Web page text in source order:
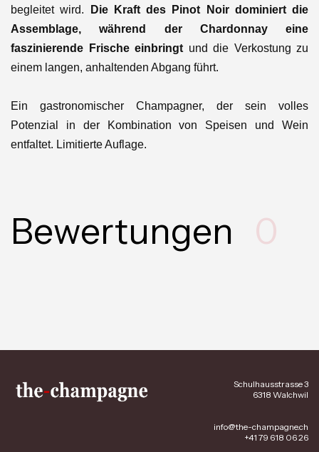
begleitet wird.
Die Kraft des Pinot Noir dominiert die
Assemblage, während der Chardonnay eine
faszinierende Frische einbringt und die Verkostung zu
einem langen, anhaltenden Abgang führt.
Ein gastronomischer Champagner, der sein volles
Potenzial in der Kombination von Speisen und Wein
entfaltet. Limitierte Auflage.
Bewertungen 0
Schulhausstrasse 3
6318 Walchwil
info@the-champagne.ch
+41 79 618 06 26